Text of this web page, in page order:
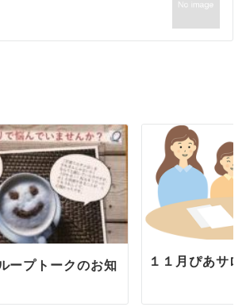
ープトークのお知
１１月ぴあサ